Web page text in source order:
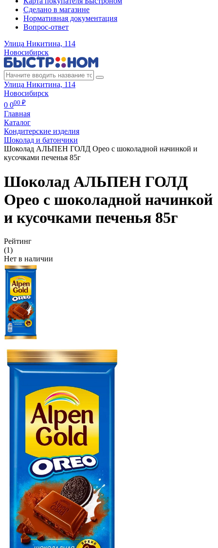
Сделано в магазине
Нормативная документация
Вопрос-ответ
Улица Никитина, 114
Новосибирск
Улица Никитина, 114
Новосибирск
0 000 ₽
Главная
Каталог
Кондитерские изделия
Шоколад и батончики
Шоколад АЛЬПЕН ГОЛД Орео с шоколадной начинкой и
кусочками печенья 85г
Шоколад АЛЬПЕН ГОЛД
Орео с шоколадной начинкой
и кусочками печенья 85г
Рейтинг
(1)
Нет в наличии